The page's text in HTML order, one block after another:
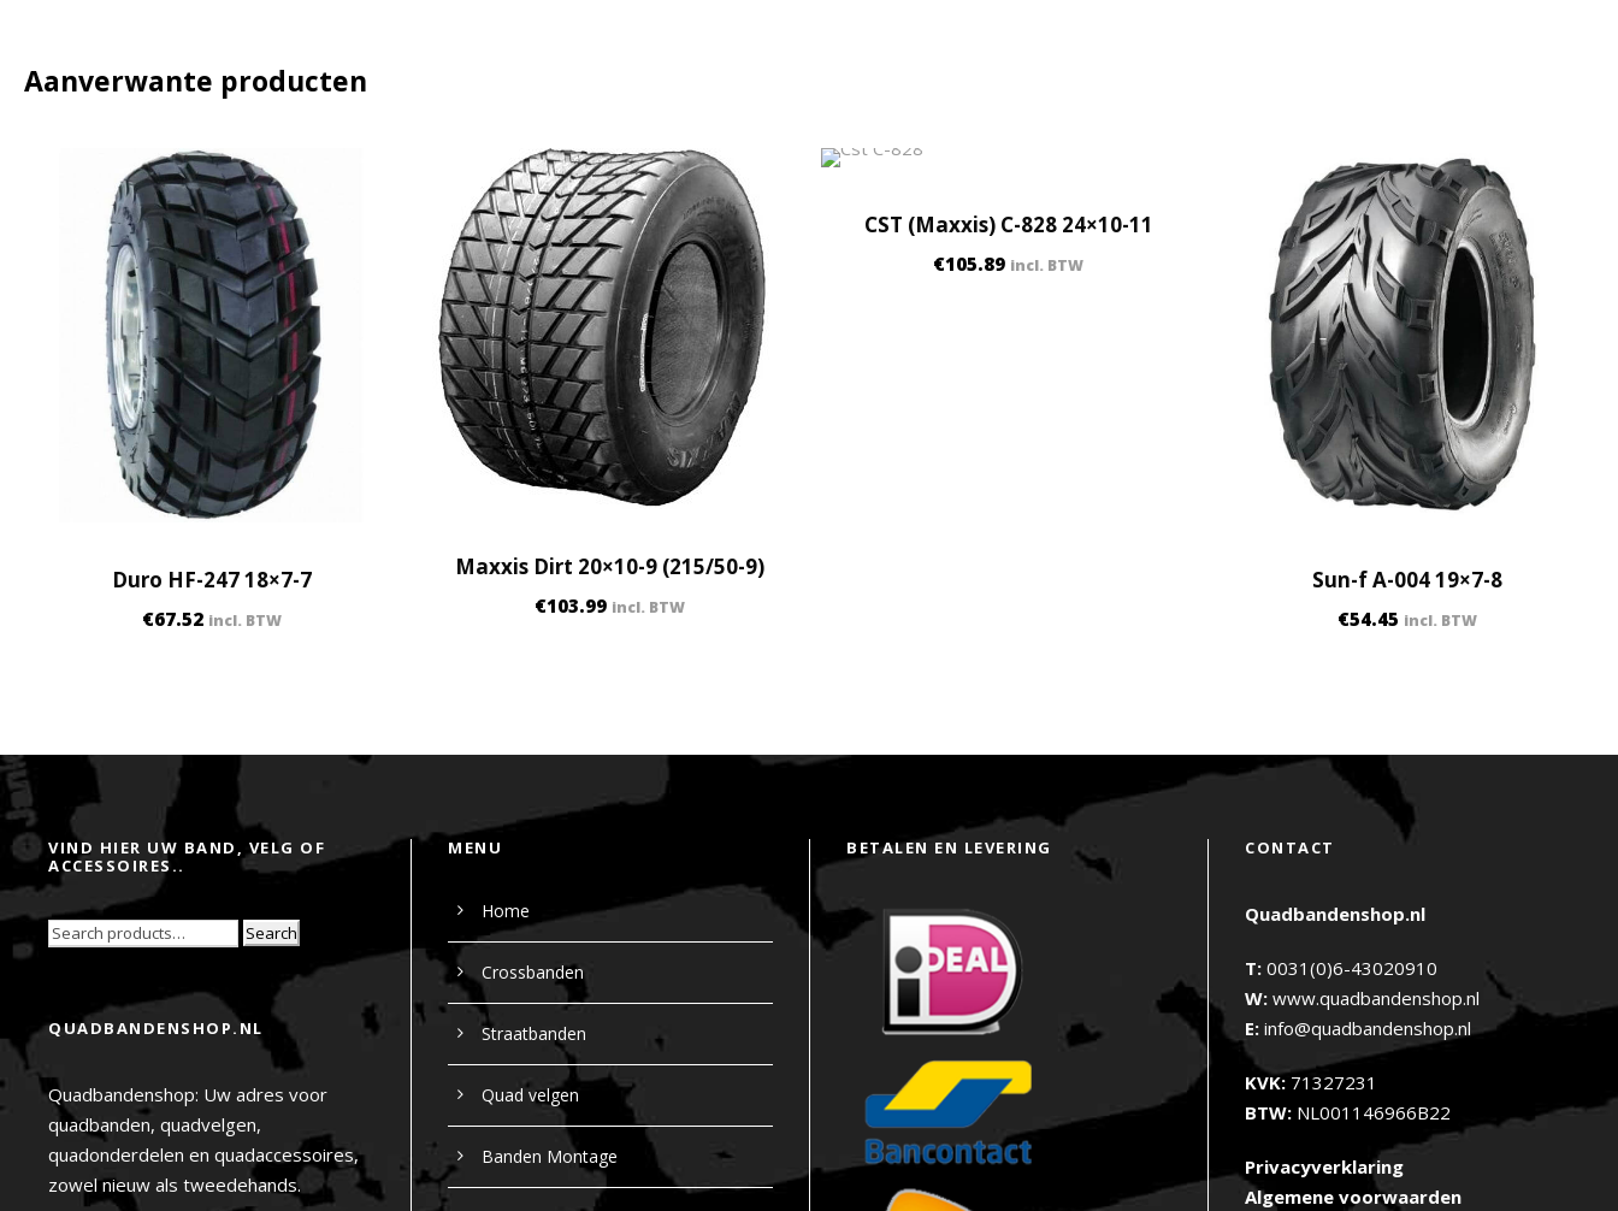
1
2
Aanverwante producten
Duro HF-247 18×7-7
€67.52 incl. BTW
Maxxis Dirt 20×10-9 (215/50-9)
€103.99 incl. BTW
CST (Maxxis) C-828 24×10-11
€105.89 incl. BTW
Sun-f A-004 19×7-8
€54.45 incl. BTW
VIND HIER UW BAND, VELG OF
ACCESSOIRES..
Search
QUADBANDENSHOP.NL
Quadbandenshop: Uw adres voor
quadbanden, quadvelgen,
quadonderdelen en quadaccessoires,
zowel nieuw als tweedehands.
MENU
Home
Crossbanden
Straatbanden
Quad velgen
Banden Montage
BETALEN EN LEVERING CONTACT
Quadbandenshop.nl
T: 0031(0)6-43020910
W: www.quadbandenshop.nl
E: info@quadbandenshop.nl
KVK: 71327231
BTW: NL001146966B22
Privacyverklaring
Algemene voorwaarden